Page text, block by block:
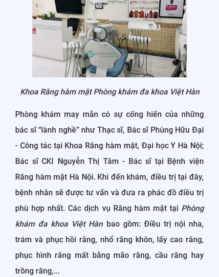
Khoa Răng hàm mặt Phòng khám đa khoa Việt Hàn
Phòng khám may mắn có sự cống hiến của những
bác sĩ “lành nghề” như Thạc sĩ, Bác sĩ Phùng Hữu Đại
- Công tác tại Khoa Răng hàm mặt, Đại học Y Hà Nội;
Bác sĩ CKI Nguyễn Thị Tâm - Bác sĩ tại Bệnh viện
Răng hàm mặt Hà Nội. Khi đến khám, điều trị tại đây,
bệnh nhân sẽ được tư vấn và đưa ra phác đồ điều trị
phù hợp nhất. Các dịch vụ Răng hàm mặt tại Phòng
khám đa khoa Việt Hànbao gồm: Điều trị nội nha,
trám và phục hồi răng, nhổ răng khôn, lấy cao răng,
phục hình răng mất bằng mão răng, cầu răng hay
trồng răng,...